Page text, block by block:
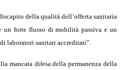
della qualità dell’offerta sanitaria
un forte flusso di mobilità passiva e un
laboratori sanitari accreditati”.
mancata difesa della permanenza della